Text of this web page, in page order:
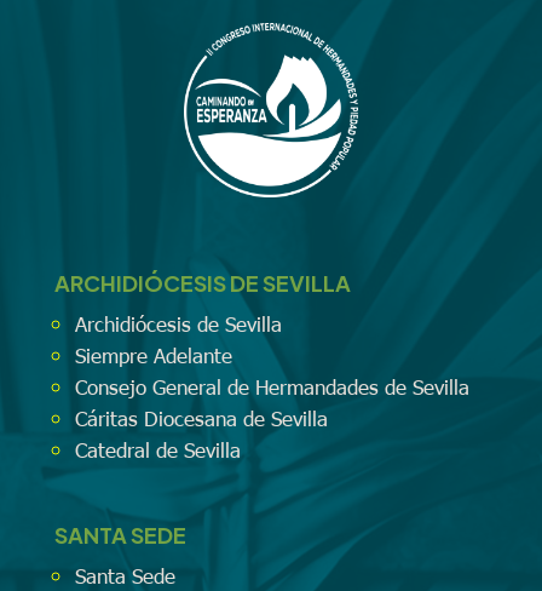
ARCHIDIÓCESIS DE SEVILLA
Archidiócesis de Sevilla
Siempre Adelante
Consejo General de Hermandades de Sevilla
Cáritas Diocesana de Sevilla
Catedral de Sevilla
SANTA SEDE
Santa Sede